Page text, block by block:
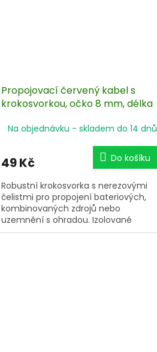
Propojovací červený kabel s
krokosvorkou, očko 8 mm, délka
Na objednávku - skladem do 14 dnů
49 Kč Do košíku
Robustní krokosvorka s nerezovými
čelistmi pro propojení bateriových,
kombinovaných zdrojů nebo
uzemnění s ohradou. Izolované
svorky s kontakty z nerezové oceli.